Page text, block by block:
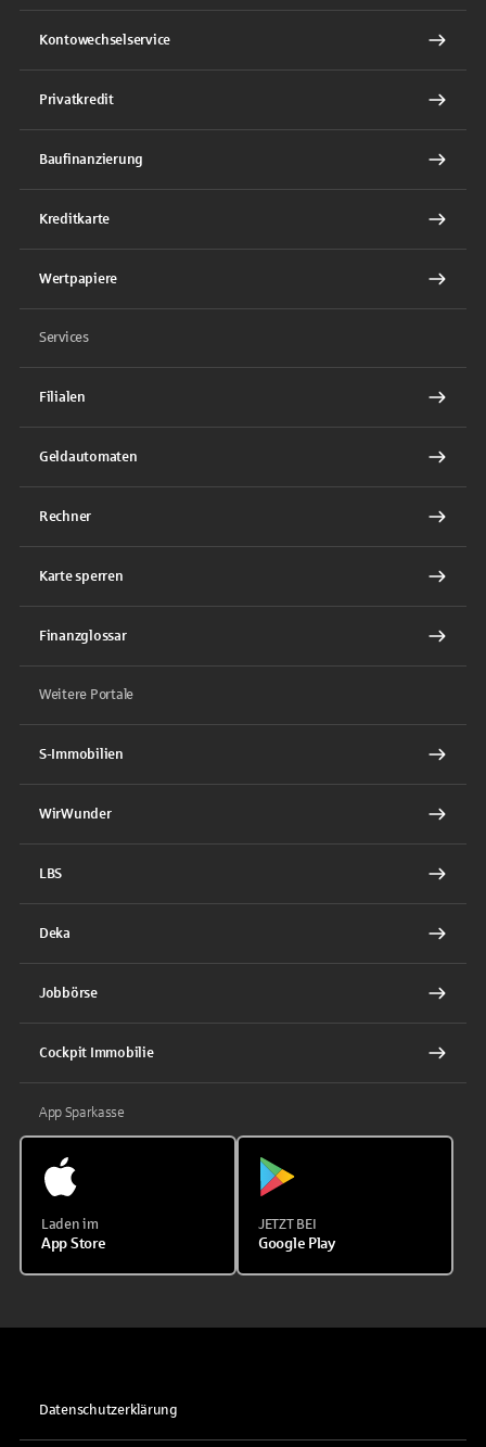
Kontowechselservice
Privatkredit
Baufinanzierung
Kreditkarte
Wertpapiere
Services
Filialen
Geldautomaten
Rechner
Karte sperren
Finanzglossar
Weitere Portale
S-Immobilien
WirWunder
LBS
Deka
Jobbörse
Cockpit Immobilie
App Sparkasse
Laden im
App Store
JETZT BEI
Google Play
Datenschutzerklärung